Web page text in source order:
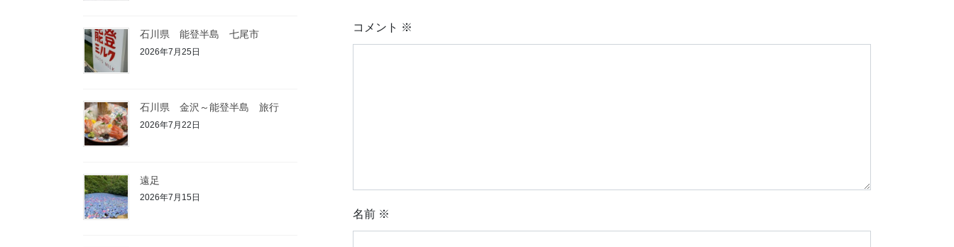
コメント ※
名前 ※
石川県 能登半島 七尾市
2026年7月25日
石川県 金沢～能登半島 旅行
2026年7月22日
遠足
2026年7月15日